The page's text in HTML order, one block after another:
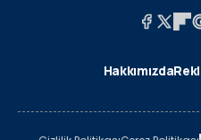
Hakkımızda